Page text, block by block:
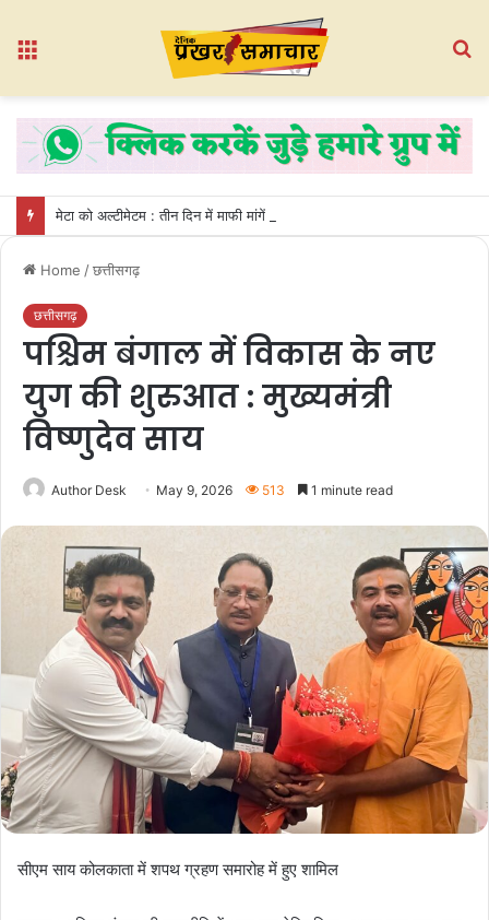
Home /छत्तीसगढ़
छत्तीसगढ़
पश्चिम बंगाल में विकास के नए
युग की शुरुआत : मुख्यमंत्री
विष्णुदेव साय
Author Desk May 9, 2026 513 1 minute read
सीएम साय कोलकाता में शपथ ग्रहण समारोह में हुए शामिल